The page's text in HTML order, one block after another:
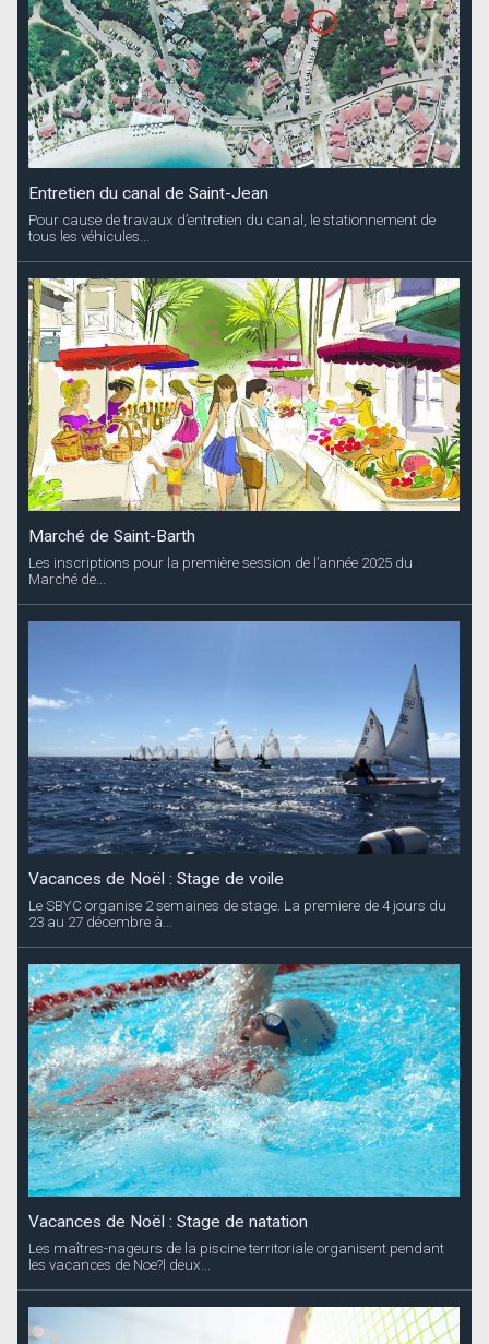
Entretien du canal de Saint-Jean
Pour cause de travaux d’entretien du canal, le stationnement de
tous les véhicules...
Marché de Saint-Barth
Les inscriptions pour la première session de l’année 2025 du
Marché de...
Vacances de Noël : Stage de voile
Le SBYC organise 2 semaines de stage. La premiere de 4 jours du
23 au 27 décembre à...
Vacances de Noël : Stage de natation
Les maîtres-nageurs de la piscine territoriale organisent pendant
les vacances de Noe?l deux...